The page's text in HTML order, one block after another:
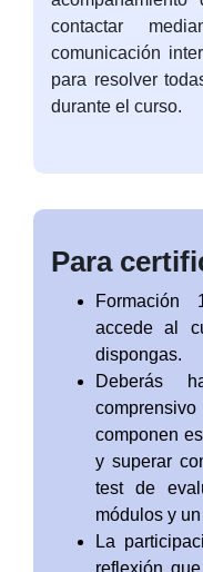
contactar
comunicación
para resolver
durante el curso.
Para
Formación
accede al
dispongas.
Deberás
componen
y superar
test de
módulos y
La